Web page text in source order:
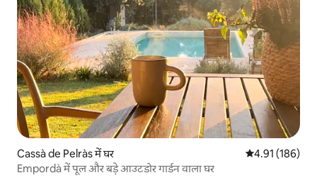
Cassà de Pelràs में घर औसत रेटिंग 5 में से
4.91 (186)
Empordà में पूल और बड़े आउटडोर गार्डन वाला घर